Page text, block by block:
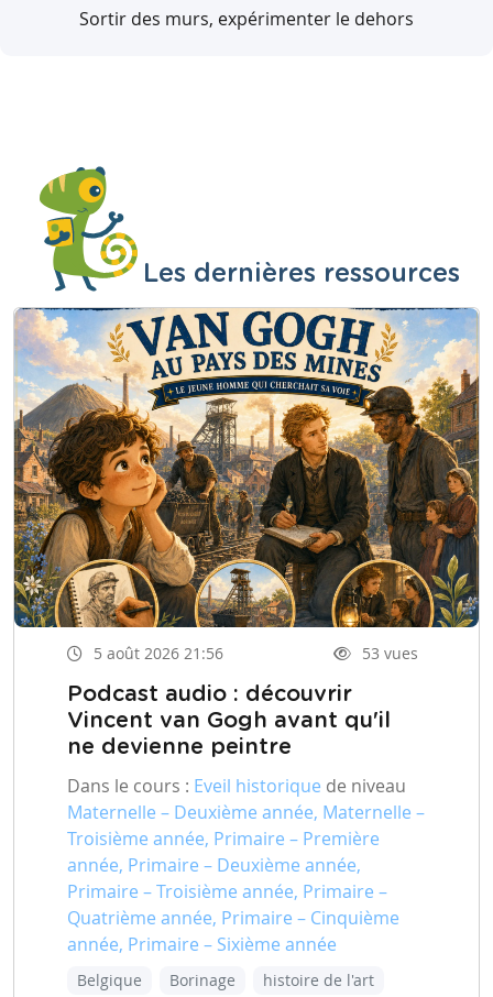
Sortir des murs, expérimenter le dehors
Les dernières ressources
5 août 2026 21:56 53 vues
Podcast audio : découvrir
Vincent van Gogh avant qu'il
ne devienne peintre
Dans le cours : Eveil historique de niveau
Maternelle – Deuxième année, Maternelle –
Troisième année, Primaire – Première
année, Primaire – Deuxième année,
Primaire – Troisième année, Primaire –
Quatrième année, Primaire – Cinquième
année, Primaire – Sixième année
Belgique Borinage
histoire de l'art